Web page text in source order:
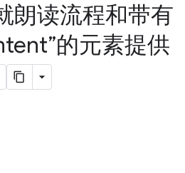
朗读流程和带有
的元素提供